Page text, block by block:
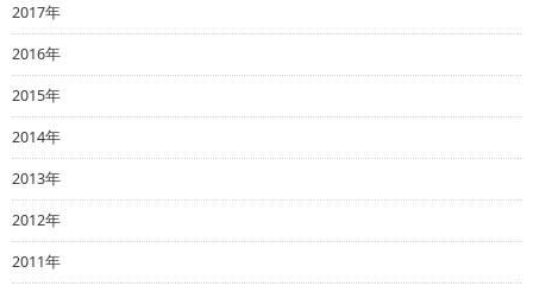
2017年
2016年
2015年
2014年
2013年
2012年
2011年